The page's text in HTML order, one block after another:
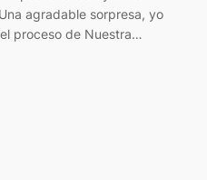
agradable sorpresa, yo
proceso de Nuestra…